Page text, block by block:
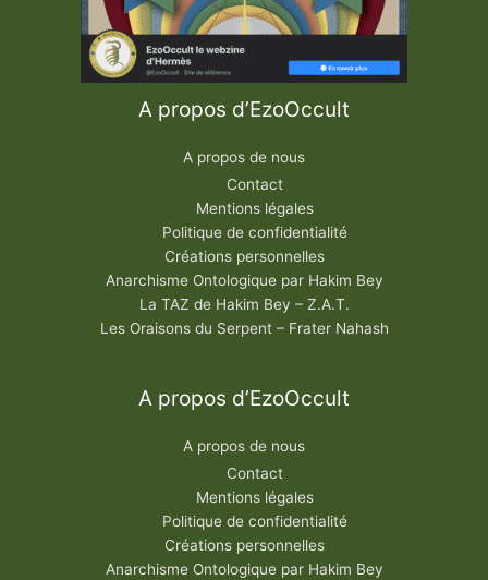
A propos d’EzoOccult
A propos de nous
Contact
Mentions légales
Politique de confidentialité
Créations personnelles
Anarchisme Ontologique par Hakim Bey
La TAZ de Hakim Bey – Z.A.T.
Les Oraisons du Serpent – Frater Nahash
A propos d’EzoOccult
A propos de nous
Contact
Mentions légales
Politique de confidentialité
Créations personnelles
Anarchisme Ontologique par Hakim Bey